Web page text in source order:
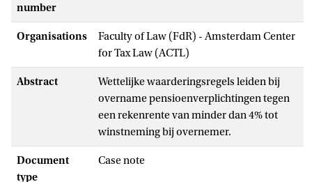
number
Organisations
Faculty of Law (FdR) - Amsterdam Center
for Tax Law (ACTL)
Abstract
Wettelijke waarderingsregels leiden bij
overname pensioenverplichtingen tegen
een rekenrente van minder dan 4% tot
winstneming bij overnemer.
Document
type
Case note